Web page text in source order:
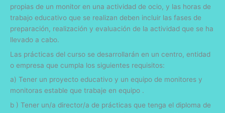
propias de un monitor en una actividad de ocio, y las horas de
trabajo educativo que se realizan deben incluir las fases de
preparación, realización y evaluación de la actividad que se ha
llevado a cabo.
Las prácticas del curso se desarrollarán en un centro, entidad
o empresa que cumpla los siguientes requisitos:
a) Tener un proyecto educativo y un equipo de monitores y
monitoras estable que trabaje en equipo .
b ) Tener un/a director/a de prácticas que tenga el diploma de